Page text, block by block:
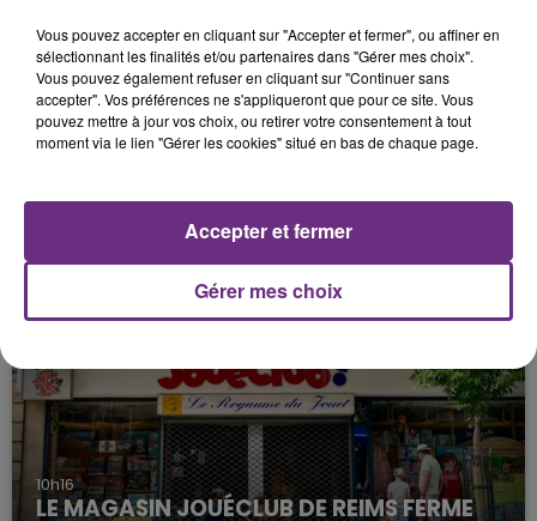
LA CENTRALE NUCLÉAIRE DE CHOOZ
TOUJOURS À L'ARRÊT
Cela fait déjà une semaine que la centrale
nucléaire ardennaise est à l'arrêt. Une situation
justifiée par la sécheresse intense qui est toujours
10h16
LE MAGASIN JOUÉCLUB DE REIMS FERME
Vous pouvez accepter en cliquant sur "Accepter et fermer", ou affiner en
sélectionnant les finalités et/ou partenaires dans "Gérer mes choix".
Vous pouvez également refuser en cliquant sur "Continuer sans
accepter". Vos préférences ne s'appliqueront que pour ce site. Vous
pouvez mettre à jour vos choix, ou retirer votre consentement à tout
moment via le lien "Gérer les cookies" situé en bas de chaque page.
Gérer mes choix
Accepter et fermer